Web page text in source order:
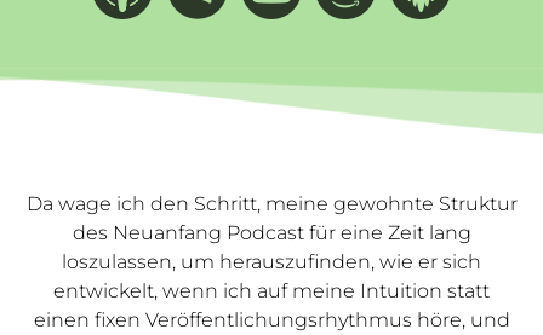
Da wage ich den Schritt, meine gewohnte Struktur
des Neuanfang Podcast für eine Zeit lang
loszulassen, um herauszufinden, wie er sich
entwickelt, wenn ich auf meine Intuition statt
einen fixen Veröffentlichungsrhythmus höre, und